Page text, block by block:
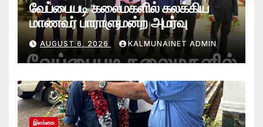
வேப்பையடி கலைமகளில் கலக்கிய
மாணவர் பாராளுமன்ற அமர்வு
AUGUST 6, 2026 KALMUNAINET ADMIN
இலங்கை